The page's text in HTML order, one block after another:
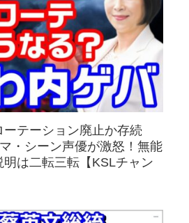
ーテーション廃止か存続
・シーン声優が激怒！無能
は二転三転【KSLチャン